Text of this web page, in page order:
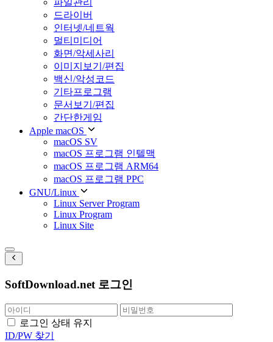
드라이버
인터넷/네트웍
멀티미디어
화면/악세사리
이미지보기/편집
백신/악성코드
기타프로그램
문서보기/편집
간단한게임
Apple macOS
macOS SV
macOS 프로그램 인텔맥
macOS 프로그램 ARM64
macOS 프로그램 PPC
GNU/Linux
Linux Server Program
Linux Program
Linux Site
SoftDownload.net 로그인
로그인 상태 유지
ID/PW 찾기